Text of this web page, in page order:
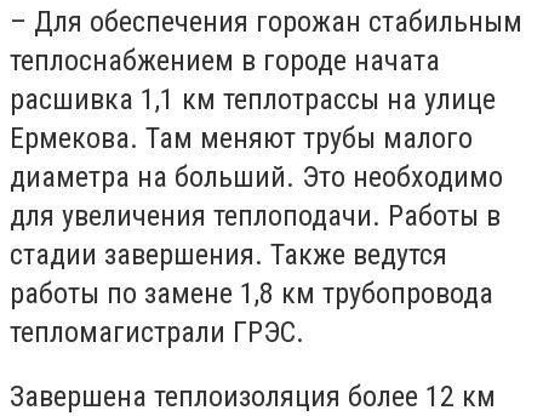
– Для обеспечения горожан стабильным
теплоснабжением в городе начата
расшивка 1,1 км теплотрассы на улице
Ермекова. Там меняют трубы малого
диаметра на больший. Это необходимо
для увеличения теплоподачи. Работы в
стадии завершения. Также ведутся
работы по замене 1,8 км трубопровода
тепломагистрали ГРЭС.
Завершена теплоизоляция более 12 км